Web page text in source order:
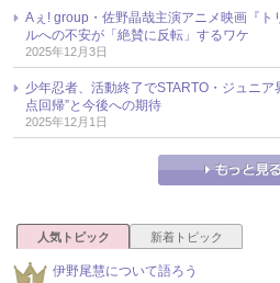
Aぇ! group・佐野晶哉主演アニメ映画『ト
ルへの不安が「絶賛に反転」するワケ
2025年12月3日
少年忍者、活動終了でSTARTO・ジュニ
点回帰”と今後への期待
2025年12月1日
人気トピック 新着トピック
伊野尾慧について語ろう